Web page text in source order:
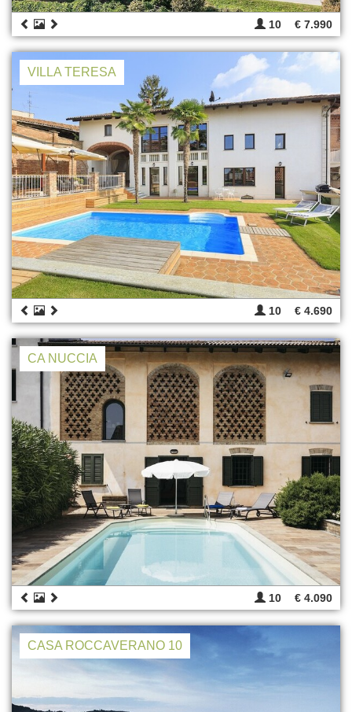
10 € 7.990
VILLA TERESA
10 € 4.690
CA NUCCIA
10 € 4.090
CASA ROCCAVERANO 10